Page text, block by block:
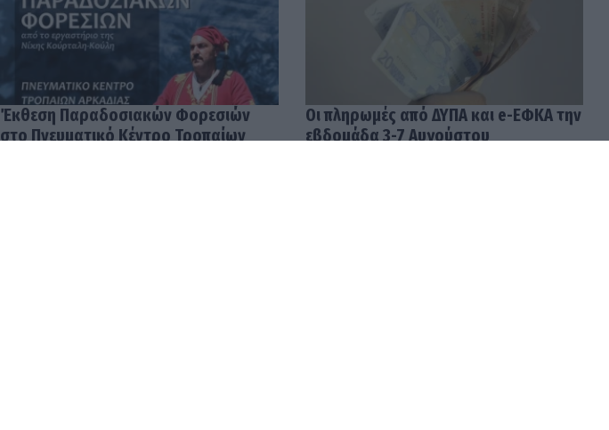
Έκθεση Παραδοσιακών Φορεσιών
στο Πνευματικό Κέντρο Τροπαίων
Οι πληρωμές από ΔΥΠΑ και e-ΕΦΚΑ την
εβδομάδα 3-7 Αυγούστου